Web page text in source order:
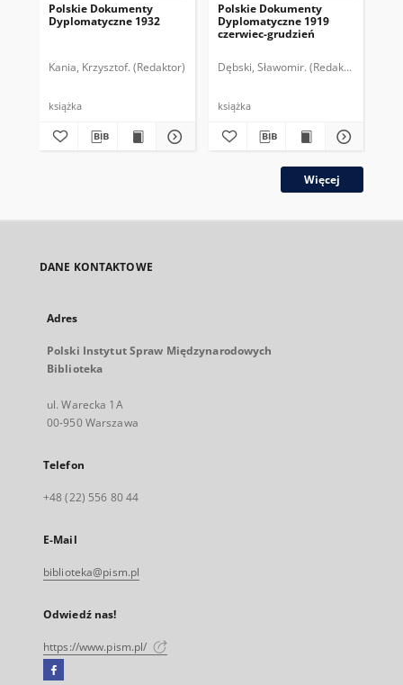
Polskie Dokumenty
Dyplomatyczne 1932
Kania, Krzysztof. (Redaktor)
książka
Polskie Dokumenty
Dyplomatyczne 1919
czerwiec-grudzień
Dębski, Sławomir. (Redaktor)
książka
Więcej
DANE KONTAKTOWE
Adres
Polski Instytut Spraw Międzynarodowych
Biblioteka
ul. Warecka 1A
00-950 Warszawa
Telefon
+48 (22) 556 80 44
E-Mail
biblioteka@pism.pl
Odwiedź nas!
https://www.pism.pl/
Facebook